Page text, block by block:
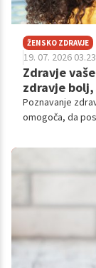
ŽENSKO ZDRAVJE
19. 07. 2026 03.23
Zdravje
zdravje
Poznavanje
omogoča, da
biti pozorni, da